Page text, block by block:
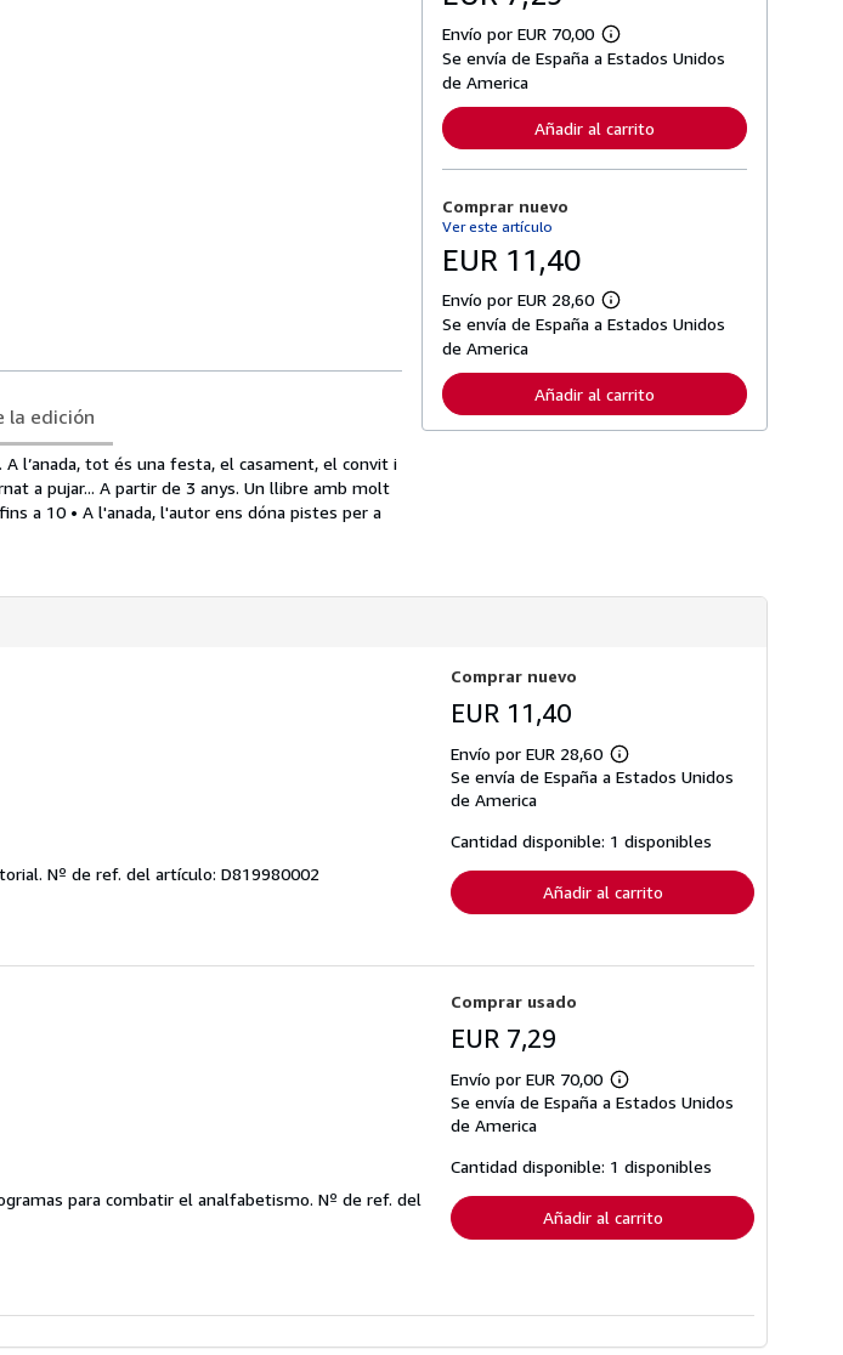
la edición
l’anada, tot és una festa, el casament, el convit i
a pujar... A partir de 3 anys. Un llibre amb molt
a 10 • A l'anada, l'autor ens dóna pistes per a
Envío por EUR 70,00
M
á
f
o
r
s
o
b
e
a
Se envía de España a Estados Unidos
de America
Añadir al carrito
Comprar nuevo
Ver este artículo
EUR 11,40
Envío por EUR 28,60
M
á
f
o
r
b
r
i
f
d
e
e
n
Se envía de España a Estados Unidos
de America
Añadir al carrito
Nº de ref. del artículo: D819980002
Comprar nuevo
EUR 11,40
Envío por EUR 28,60
Más
información
tarifas
de
envío
Se envía de España a Estados Unidos
de America
Cantidad disponible: 1 disponibles
Añadir al carrito
para combatir el analfabetismo. Nº de ref. del
Comprar usado
EUR 7,29
Envío por EUR 70,00
Más
información
tarifas
de
envío
Se envía de España a Estados Unidos
de America
Cantidad disponible: 1 disponibles
Añadir al carrito